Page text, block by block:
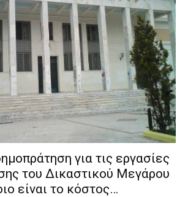
για τις εργασίες
του Δικαστικού Μεγάρου
είναι το κόστος…